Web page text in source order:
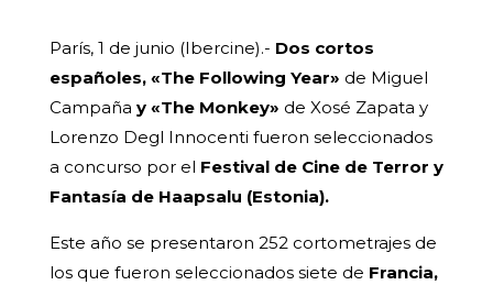
París, 1 de junio (Ibercine).- Dos cortos
españoles, «The Following Year» de Miguel
Campaña y «The Monkey» de Xosé Zapata y
Lorenzo Degl Innocenti fueron seleccionados
a concurso por el Festival de Cine de Terror y
Fantasía de Haapsalu (Estonia).
Este año se presentaron 252 cortometrajes de
los que fueron seleccionados siete de Francia,